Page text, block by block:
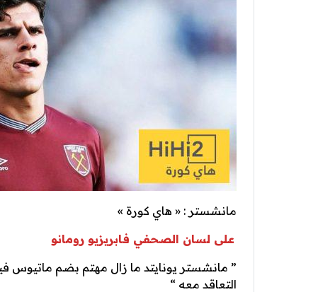
مانشستر : « هاي كورة »
على لسان الصحفي فابريزيو رومانو
” مانشستر يونايتد ما زال مهتم بضم ماتيوس
التعاقد معه “